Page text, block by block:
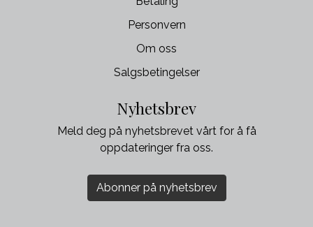
Personvern
Om oss
Salgsbetingelser
Nyhetsbrev
Meld deg på nyhetsbrevet vårt for å få
oppdateringer fra oss.
Abonner på nyhetsbrev